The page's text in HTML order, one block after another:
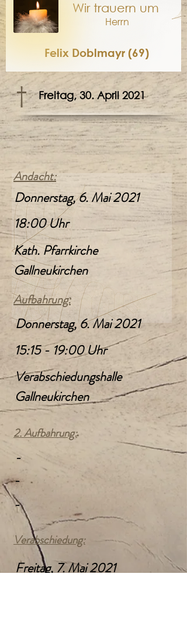
Wir trauern um
Felix Doblmayr (69)
Herrn
Freitag, 30. April 2021
†
Andacht:
Donnerstag, 6. Mai 2021
18:00 Uhr
Kath. Pfarrkirche
Gallneukirchen
Aufbahrung:
Donnerstag, 6. Mai 2021
15:15 - 19:00 Uhr
Verabschiedungshalle
Gallneukirchen
2. Aufbahrung:
-
-
-
Verabschiedung:
Freitag, 7. Mai 2021